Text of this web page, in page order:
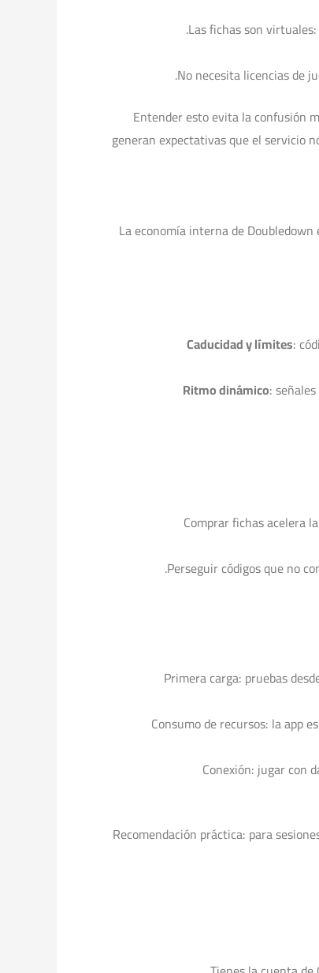
Las fichas son
No necesita licencias de
Entender esto evita la confusión
generan expectativas que el servicio
La economía interna de
Caducidad y límites:
Ritmo dinámico:
Comprar fichas acelera
Perseguir códigos que no
Primera carga: pruebas
Consumo de recursos: la app
Conexión: jugar con
Recomendación práctica: para